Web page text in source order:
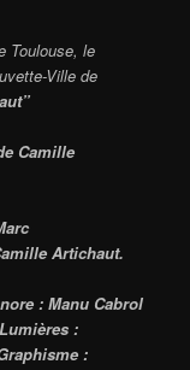
Toulouse, le
Ville de
Camille
Artichaut.
: Manu Cabrol
Lumières :
: